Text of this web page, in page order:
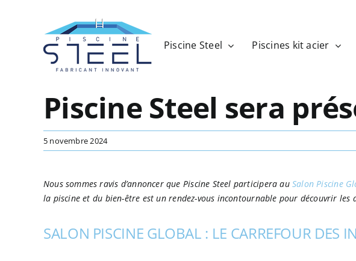
Piscine Steel Piscines kit acier
Piscine Steel sera
5 novembre 2024
Nous sommes ravis d’annoncer que Piscine Steel participera au Salon Piscine
la piscine et du bien-être est un rendez-vous incontournable pour découvrir les
SALON PISCINE GLOBAL : LE CARREFOUR DES